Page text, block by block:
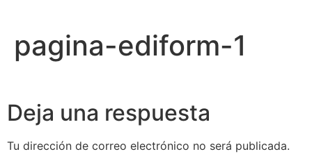
pagina-ediform-1
Deja una respuesta
Tu dirección de correo electrónico no será publicada.